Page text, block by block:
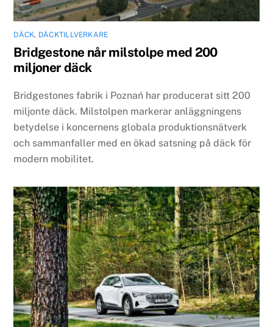
DÄCK, DÄCKTILLVERKARE
Bridgestone når milstolpe med 200
miljoner däck
Bridgestones fabrik i Poznań har producerat sitt 200
miljonte däck. Milstolpen markerar anläggningens
betydelse i koncernens globala produktionsnätverk
och sammanfaller med en ökad satsning på däck för
modern mobilitet.